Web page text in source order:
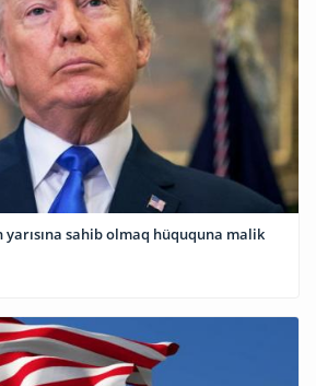
yarısına sahib olmaq hüququna malik